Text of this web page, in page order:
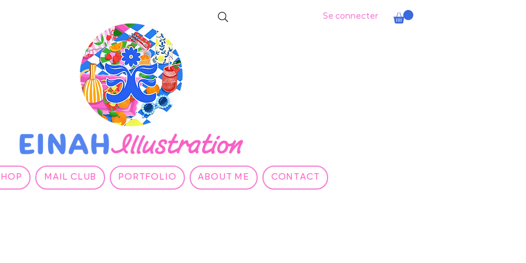
Se connecter
MAIL CLUB PORTFOLIO ABOUT ME CONTACT